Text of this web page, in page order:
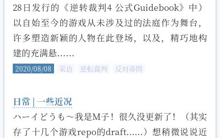
28日发行的《逆转裁判4 公式Guidebook》中）
以自始至今的游戏从未涉及过的法庭作为舞台，
许多塑造新颖的人物在此登场，以及，精巧地构
建的充满悬......
2020/08/08 采访 逆転裁判 反対尋問
日常 | 一些近况
ハーイどうも～我是M子！很久没更新了！（其实
存了十几个游戏repo的draft……）想稍微说说近